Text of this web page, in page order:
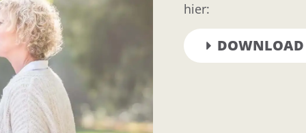
hier:
DOWNLOAD